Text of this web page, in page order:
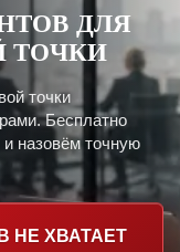
ДЛЯ
ТОЧКИ
точки
Бесплатно
и назовём точную
НЕ ХВАТАЕТ